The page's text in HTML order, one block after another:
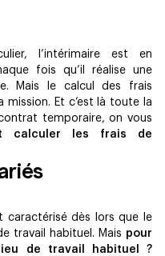
l’intérimaire est en
fois qu’il réalise une
Mais le calcul des frais
mission. Et c’est là toute la
temporaire, on vous
calculer les frais de
caractérisé dès lors que le
travail habituel. Mais pour
de travail habituel ?